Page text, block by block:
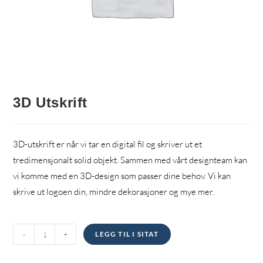
3D Utskrift
3D-utskrift er når vi tar en digital fil og skriver ut et
tredimensjonalt solid objekt. Sammen med vårt designteam kan
vi komme med en 3D-design som passer dine behov. Vi kan
skrive ut logoen din, mindre dekorasjoner og mye mer.
Utskrift
- + LEGG TIL I SITAT